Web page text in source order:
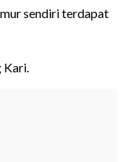
sendiri terdapat
Kari.